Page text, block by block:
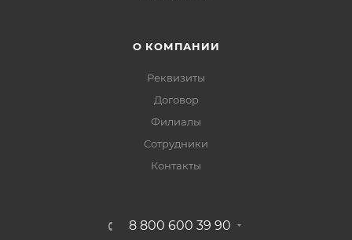
О КОМПАНИИ
Реквизиты
Договор
Филиалы
Сотрудники
Контакты
8 800 600 39 90